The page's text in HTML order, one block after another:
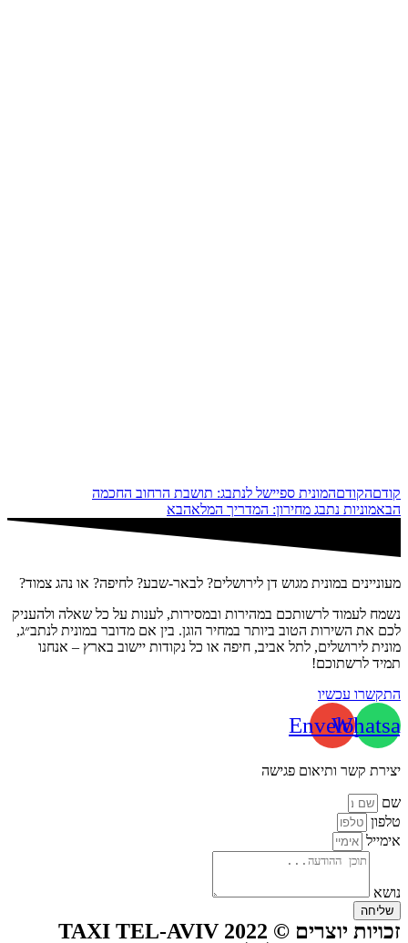
קודםהקודםהמונית ספיישל לנתבג: תושבת הרחוב החכמה
הבאמוניות נתבג מחירון: המדריך המלאהבא
מעוניינים במונית מגוש דן לירושלים? לבאר-שבע? לחיפה? או נהג צמוד?
נשמח לעמוד לרשותכם במהירות ובמסירות, לענות על כל שאלה ולהעניק
לכם את השירות הטוב ביותר במחיר הוגן. בין אם מדובר במונית לנתב״ג,
מונית לירושלים, לתל אביב, חיפה או כל נקודות יישוב בארץ – אנחנו
תמיד לרשתוכם!
התקשרו עכשיו
Envelope
יצירת קשר ותיאום פגישה
שם
טלפון
אימייל
נושא
שליחה